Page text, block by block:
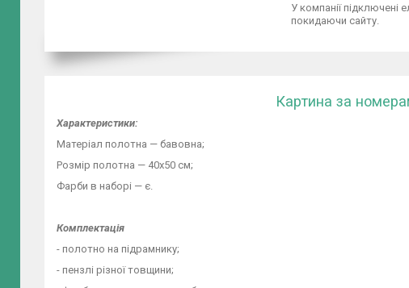
У компанії підключені
покидаючи сайту.
Картина за
Характеристики:
Матеріал полотна — бавовна;
Розмір полотна — 40х50 см;
Фарби в наборі — є.
Комплектація
- полотно на підрамнику;
- пензлі різної товщини;